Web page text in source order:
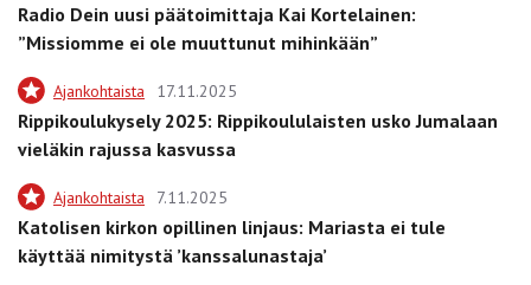
Radio Dein uusi päätoimittaja Kai Kortelainen:
”Missiomme ei ole muuttunut mihinkään”
Ajankohtaista 17.11.2025
Rippikoulukysely 2025: Rippikoululaisten usko Jumalaan
vieläkin rajussa kasvussa
Ajankohtaista 7.11.2025
Katolisen kirkon opillinen linjaus: Mariasta ei tule
käyttää nimitystä ’kanssalunastaja’